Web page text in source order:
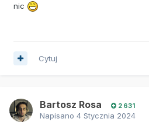
nic
Cytuj
Bartosz Rosa 2 631
Napisano 4 Stycznia 2024